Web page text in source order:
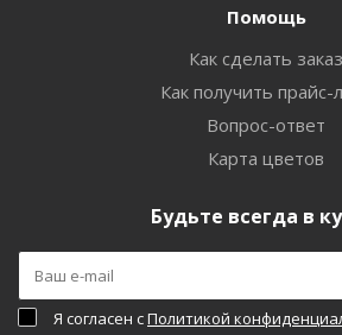
Помощь
Как сделать заказ
Как получить прайс-
Вопрос-ответ
Карта цветов
Будьте всегда в
Я согласен сПолитикой